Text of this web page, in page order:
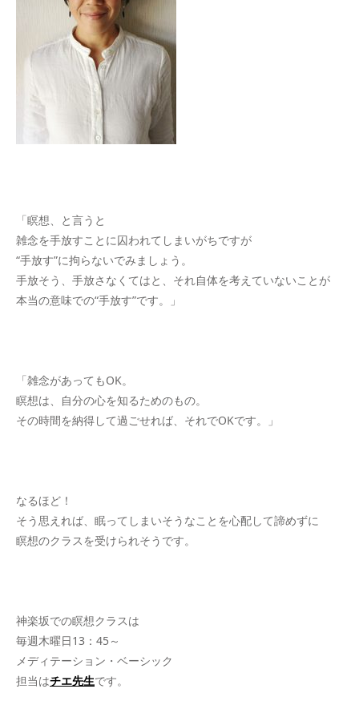
「瞑想、と言うと
雑念を手放すことに囚われてしまいがちですが
“手放す”に拘らないでみましょう。
手放そう、手放さなくてはと、それ自体を考えていないことが
本当の意味での“手放す”です。」
「雑念があってもOK。
瞑想は、自分の心を知るためのもの。
その時間を納得して過ごせれば、それでOKです。」
なるほど！
そう思えれば、眠ってしまいそうなことを心配して諦めずに
瞑想のクラスを受けられそうです。
神楽坂での瞑想クラスは
毎週木曜日13：45～
メディテーション・ベーシック
担当はチエ先生です。